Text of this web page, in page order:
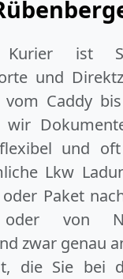
Kurier ist
und
vom Caddy
wir
und
Lkw
Paket
von
zwar genau
die Sie bei